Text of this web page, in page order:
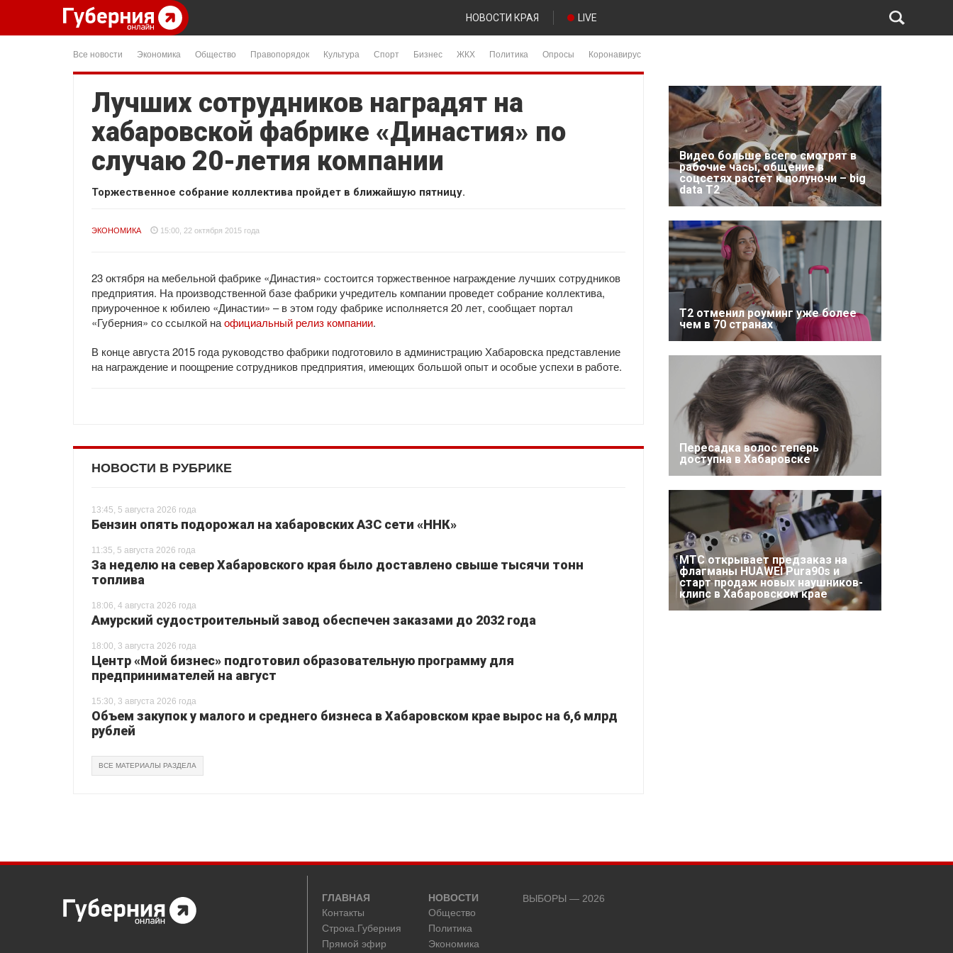
НОВОСТИ КРАЯ LIVE
Все новости Экономика Общество Правопорядок Культура Спорт Бизнес ЖКХ Политика Опросы Коронавирус
Лучших сотрудников наградят на
хабаровской фабрике «Династия» по
случаю 20-летия компании
Торжественное собрание коллектива пройдет в ближайшую пятницу.
ЭКОНОМИКА 15:00, 22 октября 2015 года
23 октября на мебельной фабрике «Династия» состоится торжественное награждение лучших сотрудников
предприятия. На производственной базе фабрики учредитель компании проведет собрание коллектива,
приуроченное к юбилею «Династии» – в этом году фабрике исполняется 20 лет, сообщает портал
«Губерния» со ссылкой наофициальный релиз компании.
В конце августа 2015 года руководство фабрики подготовило в администрацию Хабаровска представление
на награждение и поощрение сотрудников предприятия, имеющих большой опыт и особые успехи в работе.
НОВОСТИ В РУБРИКЕ
13:45, 5 августа 2026 года
Бензин опять подорожал на хабаровских АЗС сети «ННК»
11:35, 5 августа 2026 года
За неделю на север Хабаровского края было доставлено свыше тысячи тонн
топлива
18:06, 4 августа 2026 года
Амурский судостроительный завод обеспечен заказами до 2032 года
18:00, 3 августа 2026 года
Центр «Мой бизнес» подготовил образовательную программу для
предпринимателей на август
15:30, 3 августа 2026 года
Объем закупок у малого и среднего бизнеса в Хабаровском крае вырос на 6,6 млрд
рублей
ВСЕ МАТЕРИАЛЫ РАЗДЕЛА
Видео больше всего смотрят в
рабочие часы, общение в
соцсетях растет к полуночи – big
data T2
Т2 отменил роуминг уже более
чем в 70 странах
Пересадка волос теперь
доступна в Хабаровске
МТС открывает предзаказ на
флагманы HUAWEI Pura90s и
старт продаж новых наушников-
клипс в Хабаровском крае
ГЛАВНАЯ
Контакты
Строка.Губерния
Прямой эфир
НОВОСТИ
Общество
Политика
Экономика
ВЫБОРЫ — 2026